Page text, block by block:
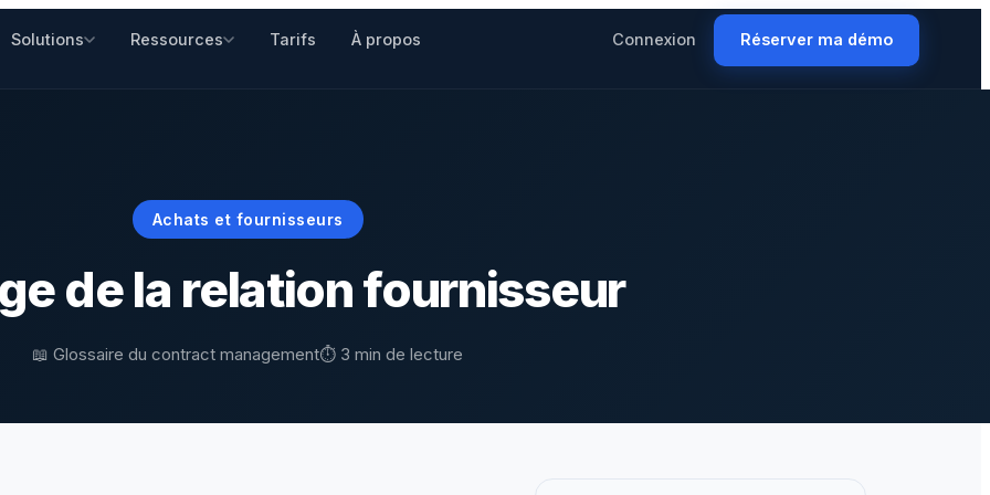
Solutions
& Ops
les fonctions finance
Ressources
Modèles de contrats
à adapter
commentées,
Définitions juridiques
Tarifs À propos Connexion Réserver ma démo
Achats et fournisseurs
de la relation fournisseur
📖 Glossaire du contract management⏱️ 3 min de lecture